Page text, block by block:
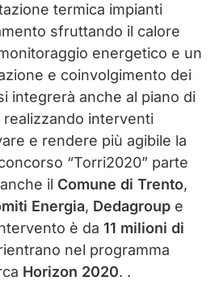
termica impianti
sfruttando il calore
energetico e un
e coinvolgimento dei
integrerà anche al piano di
interventi
e rendere più agibile la
“Torri2020” parte
il Comune di Trento,
Energia, Dedagroup e
è da 11 milioni di
nel programma
Horizon 2020. .